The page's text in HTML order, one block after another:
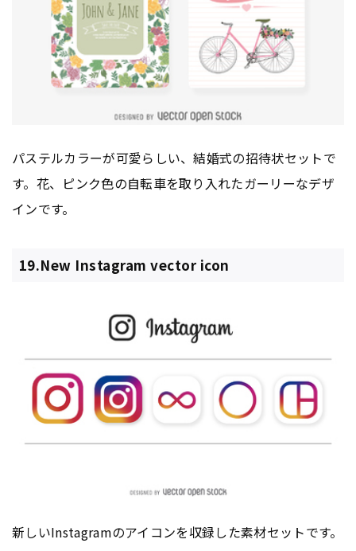
パステルカラーが可愛らしい、結婚式の招待状セットで
す。花、ピンク色の自転車を取り入れたガーリーなデザ
インです。
19.New Instagram vector icon
新しいInstagramのアイコンを収録した素材セットです。